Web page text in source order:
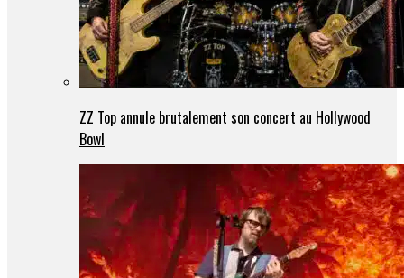
ZZ Top annule brutalement son concert au Hollywood
Bowl